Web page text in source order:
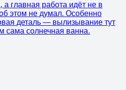
а главная работа идёт не в
этом не думал. Особенно
деталь — вылизывание тут
сама солнечная ванна.